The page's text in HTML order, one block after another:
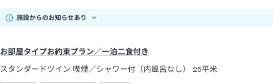
施設からのお知らせあり
お部屋タイプお約束プラン／一泊二食付き
スタンダードツイン 喫煙／シャワー付（内風呂なし） 25平米